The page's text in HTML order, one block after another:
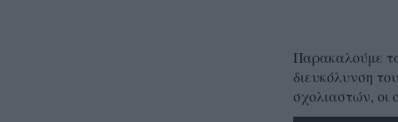
Παρακαλούμε
διευκόλυνση
σχολιαστών, οι